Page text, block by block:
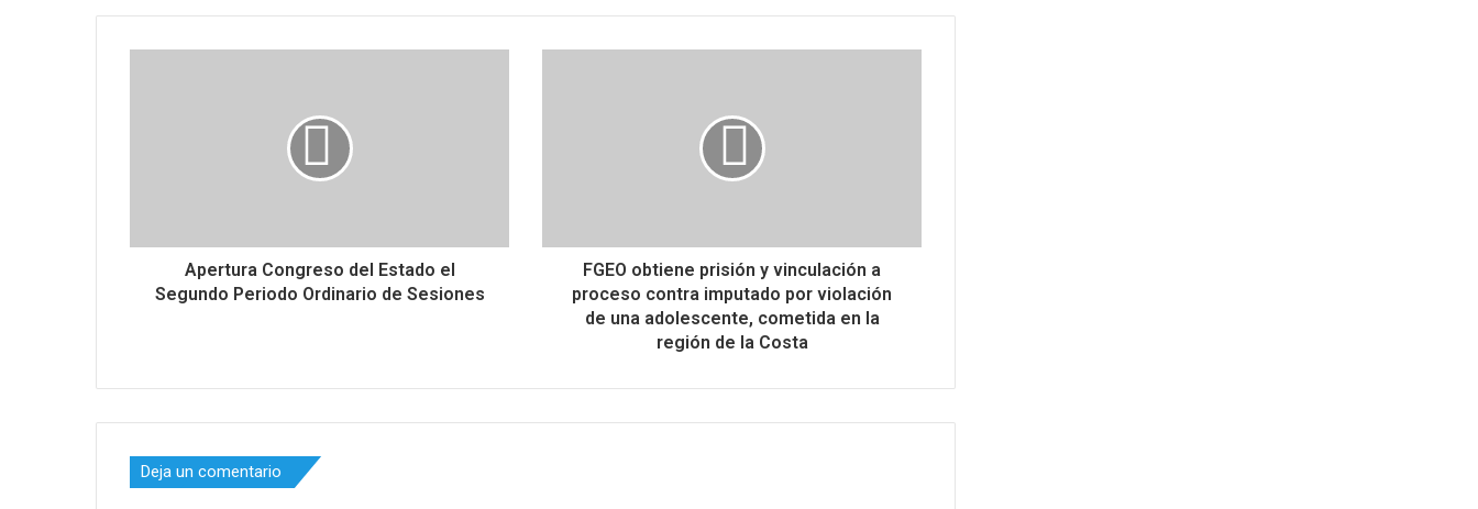
Apertura Congreso del Estado el
Segundo Periodo Ordinario de Sesiones
FGEO obtiene prisión y vinculación a
proceso contra imputado por violación
de una adolescente, cometida en la
región de la Costa
Deja un comentario